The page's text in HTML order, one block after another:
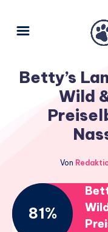
Betty’s
Wild
Von
81%